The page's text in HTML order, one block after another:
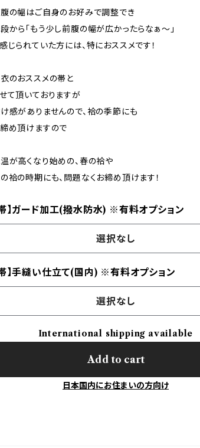
の幅はご自身のお好みで調整でき
から「もう少し前腹の幅が広かったらなぁ～」
じられていた方には、特におススメです！
のおススメの帯と
て頂いておりますが
感がありませんので、袷の季節にも
め頂けますので
が高くなり始めの、春の袷や
袷の時期にも、問題なくお締め頂けます！
帯】ガード加工(撥水防水) ※有料オプション
選択なし
帯】手縫い仕立て(国内) ※有料オプション
選択なし
International shipping available
Add to cart
日本国内にお住まいの方向け